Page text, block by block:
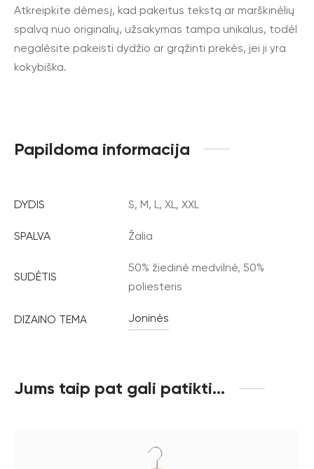
Atkreipkite dėmesį, kad pakeitus tekstą ar marškinėlių
spalvą nuo originalių, užsakymas tampa unikalus, todėl
negalėsite pakeisti dydžio ar grąžinti prekės, jei ji yra
kokybiška.
Papildoma informacija
DYDIS S, M, L, XL, XXL
SPALVA Žalia
SUDĖTIS
50% žiedinė medvilnė, 50%
poliesteris
DIZAINO TEMA Joninės
Jums taip pat gali patikti…